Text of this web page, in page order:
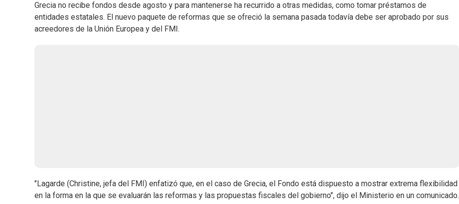
Grecia no recibe fondos desde agosto y para mantenerse ha recurrido a otras medidas, como tomar préstamos de
entidades estatales. El nuevo paquete de reformas que se ofreció la semana pasada todavía debe ser aprobado por sus
acreedores de la Unión Europea y del FMI.
"Lagarde (Christine, jefa del FMI) enfatizó que, en el caso de Grecia, el Fondo está dispuesto a mostrar extrema flexibilidad
en la forma en la que se evaluarán las reformas y las propuestas fiscales del gobierno", dijo el Ministerio en un comunicado.